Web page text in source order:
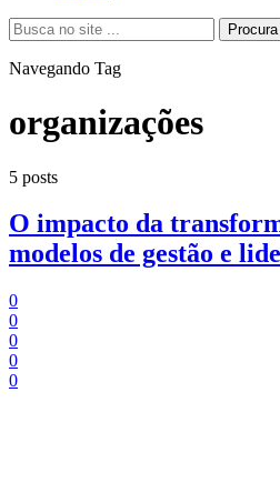
Procura
Navegando Tag
organizações
5 posts
O impacto da
modelos de gestão e
0
0
0
0
0